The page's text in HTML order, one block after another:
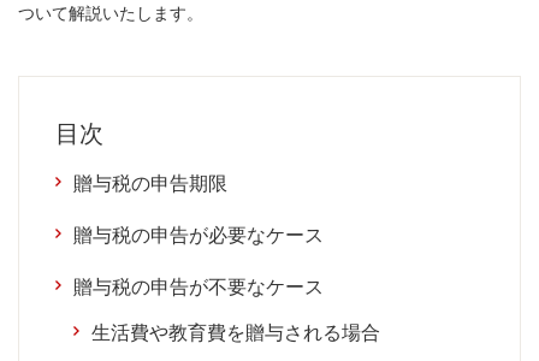
ついて解説いたします。
目次
贈与税の申告期限
贈与税の申告が必要なケース
贈与税の申告が不要なケース
生活費や教育費を贈与される場合